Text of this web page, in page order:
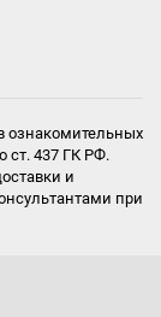
ознакомительных
ст. 437 ГК РФ.
и
при